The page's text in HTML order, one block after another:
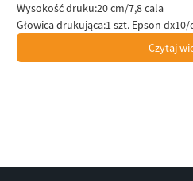
Wysokość druku:20 cm/7,8 cala
Głowica drukująca:1 szt. Epson dx10/
Czytaj